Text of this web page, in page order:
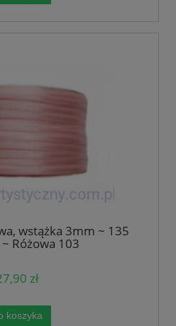
wstążka 3mm ~ 135
Różowa 103
zł
koszyka